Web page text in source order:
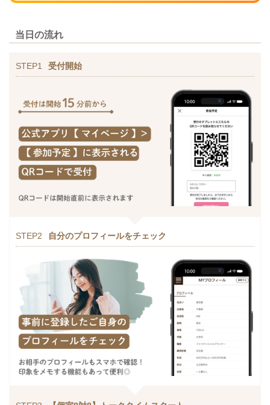
当日の流れ
STEP1 受付開始
STEP2 自分のプロフィールをチェック